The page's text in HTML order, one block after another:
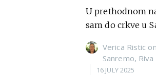
U prethodnom
sam do crkve u
Verica Ristic on
Sanremo,
16 JULY 2025